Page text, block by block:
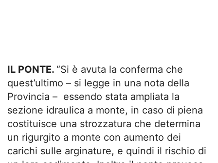
IL PONTE. “Si è avuta la conferma che
quest’ultimo – si legge in una nota della
Provincia – essendo stata ampliata la
sezione idraulica a monte, in caso di piena
costituisce una strozzatura che determina
un rigurgito a monte con aumento dei
carichi sulle arginature, e quindi il rischio di